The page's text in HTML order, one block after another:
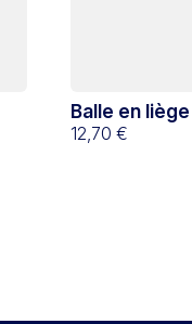
Balle en
12,70 €